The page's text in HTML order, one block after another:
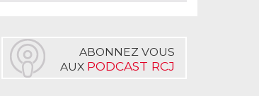
ABONNEZ VOUS
AUX PODCAST RCJ